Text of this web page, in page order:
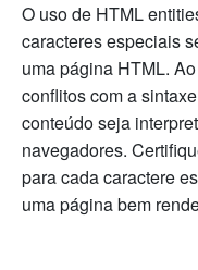
O uso de HTML
caracteres especiais
uma página HTML.
conflitos com a
conteúdo seja
navegadores.
para cada caractere
uma página bem